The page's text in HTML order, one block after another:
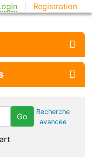
Registration
Recherche
avancée